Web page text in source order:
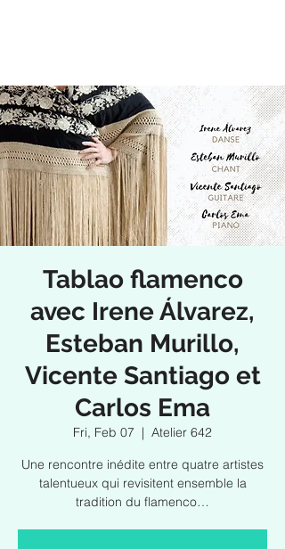
Tablao flamenco
avec Irene Álvarez,
Esteban Murillo,
Vicente Santiago et
Carlos Ema
Fri, Feb 07
  |
Atelier 642
Une rencontre inédite entre quatre artistes
talentueux qui revisitent ensemble la
tradition du flamenco…